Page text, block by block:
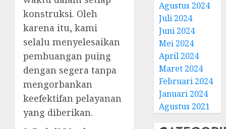
konstruksi. Oleh
karena itu, kami
selalu menyelesaikan
pembuangan puing
dengan segera tanpa
mengorbankan
keefektifan pelayanan
yang diberikan.
Agustus 2024
Juli 2024
Juni 2024
Mei 2024
April 2024
Maret 2024
Februari 2024
Januari 2024
Agustus 2021